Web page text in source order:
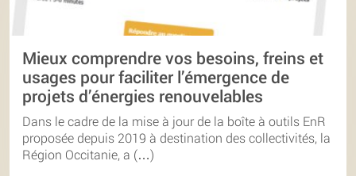
Mieux comprendre vos besoins, freins et
usages pour faciliter l’émergence de
projets d’énergies renouvelables
Dans le cadre de la mise à jour de la boîte à outils EnR
proposée depuis 2019 à destination des collectivités, la
Région Occitanie, a (…)